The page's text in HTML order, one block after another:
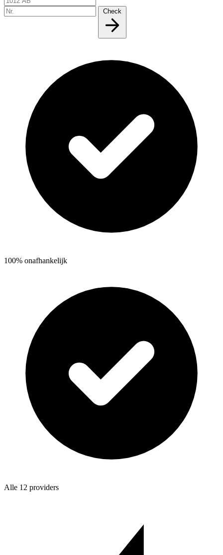
Check
100% onafhankelijk
Alle 12 providers